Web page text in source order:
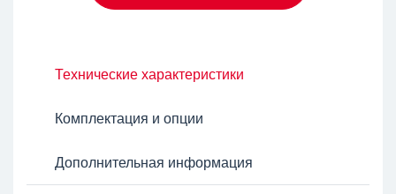
Технические характеристики
Комплектация и опции
Дополнительная информация